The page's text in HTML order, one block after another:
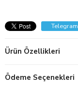
Telegram
Ürün Özellikleri
Ödeme Seçenekleri